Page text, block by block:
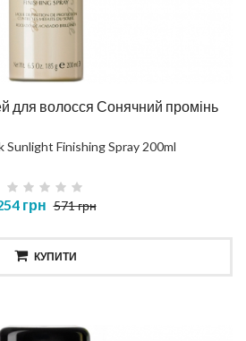
для волосся Сонячний промінь
Sunlight Finishing Spray 200ml
грн 571 грн
КУПИТИ